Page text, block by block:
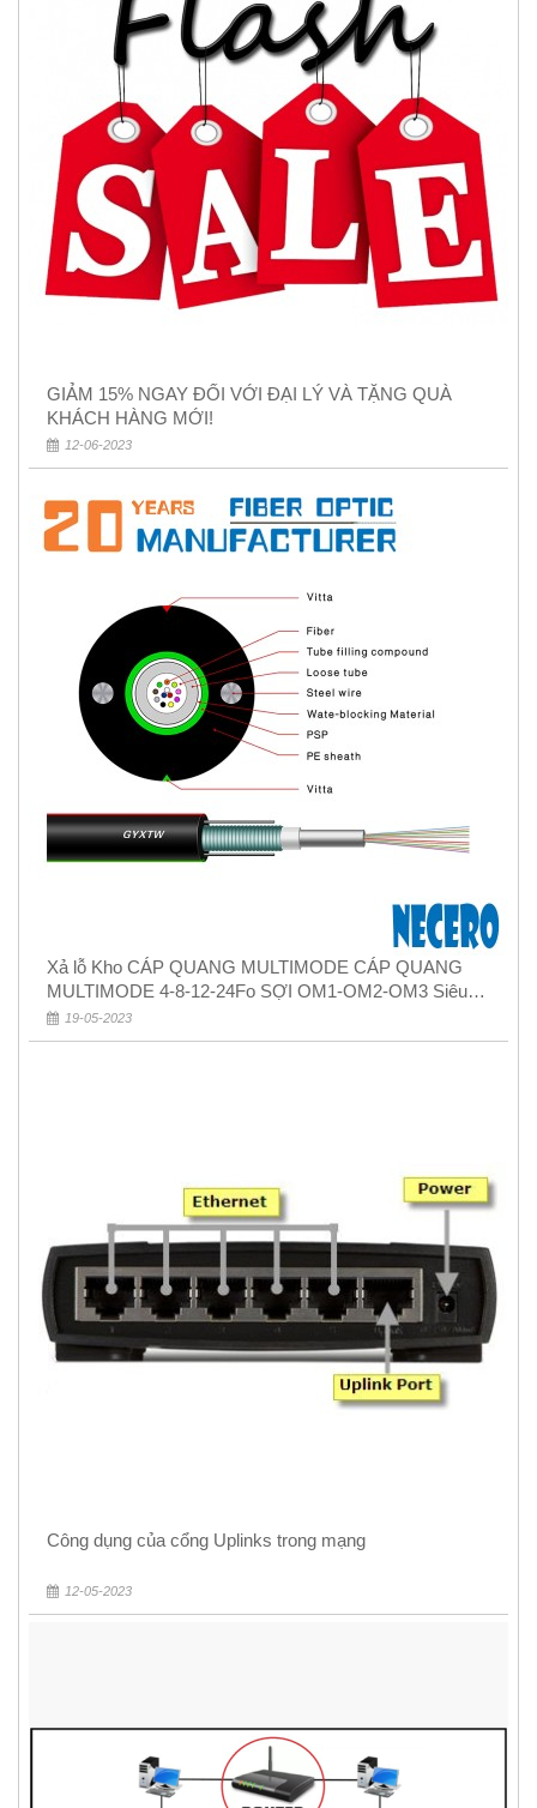
GIẢM 15% NGAY ĐỐI VỚI ĐẠI LÝ VÀ TẶNG QUÀ
KHÁCH HÀNG MỚI!
12-06-2023
Xả lỗ Kho CÁP QUANG MULTIMODE CÁP QUANG
MULTIMODE 4-8-12-24Fo SỢI OM1-OM2-OM3 Siêu
Rẻ 5k
19-05-2023
Công dụng của cổng Uplinks trong mạng
12-05-2023